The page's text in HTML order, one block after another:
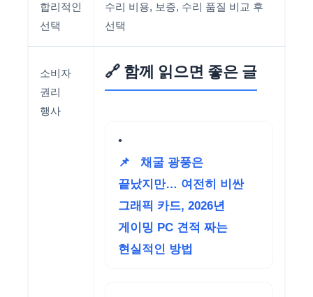
합리적인
선택
수리 비용, 보증, 수리 품질 비교 후
선택
소비자
권리
행사
🔗 함께 읽으면 좋은 글
📌
채굴 광풍은
끝났지만… 여전히 비싼
그래픽 카드, 2026년
게이밍 PC 견적 짜는
현실적인 방법